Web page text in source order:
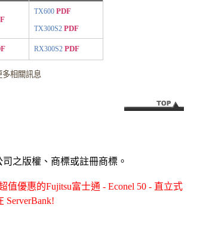
TX600PDF
TX300S2PDF
RX300S2 PDF
相關訊息
之版權、商標或註冊商標。
優惠的Fujitsu富士通 - Econel 50 - 直立式
ServerBank!